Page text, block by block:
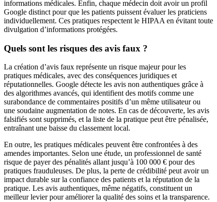
informations médicales. Enfin, chaque médecin doit avoir un profil
Google distinct pour que les patients puissent évaluer les praticiens
individuellement. Ces pratiques respectent le HIPAA en évitant toute
divulgation d’informations protégées.
Quels sont les risques des avis faux ?
La création d’avis faux représente un risque majeur pour les
pratiques médicales, avec des conséquences juridiques et
réputationnelles. Google détecte les avis non authentiques grâce à
des algorithmes avancés, qui identifient des motifs comme une
surabondance de commentaires positifs d’un même utilisateur ou
une soudaine augmentation de notes. En cas de découverte, les avis
falsifiés sont supprimés, et la liste de la pratique peut être pénalisée,
entraînant une baisse du classement local.
En outre, les pratiques médicales peuvent être confrontées à des
amendes importantes. Selon une étude, un professionnel de santé
risque de payer des pénalités allant jusqu’à 100 000 € pour des
pratiques frauduleuses. De plus, la perte de crédibilité peut avoir un
impact durable sur la confiance des patients et la réputation de la
pratique. Les avis authentiques, même négatifs, constituent un
meilleur levier pour améliorer la qualité des soins et la transparence.